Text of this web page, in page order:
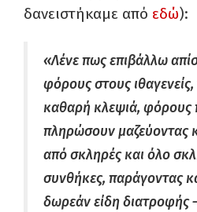
δανειστήκαμε από εδώ):
«Λένε πως επιβάλλω
φόρους στους
καθαρή κλεψιά, φόρους
πληρώσουν μαζεύοντας
από σκληρές και όλο
συνθήκες, παράγοντας
δωρεάν είδη διατροφής